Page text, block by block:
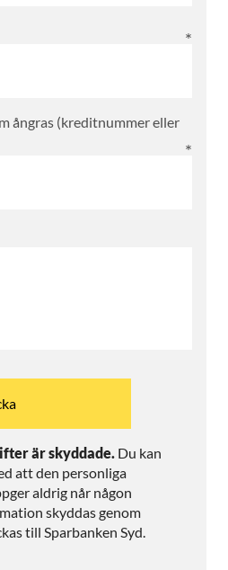
ångras (kreditnummer eller
är skyddade. Du kan
att den personliga
aldrig når någon
skyddas genom
till Sparbanken Syd.